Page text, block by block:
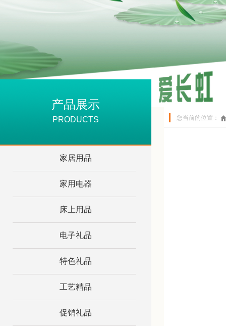
产品展示
PRODUCTS
家居用品
家用电器
床上用品
电子礼品
特色礼品
工艺精品
促销礼品
您当前的位置：